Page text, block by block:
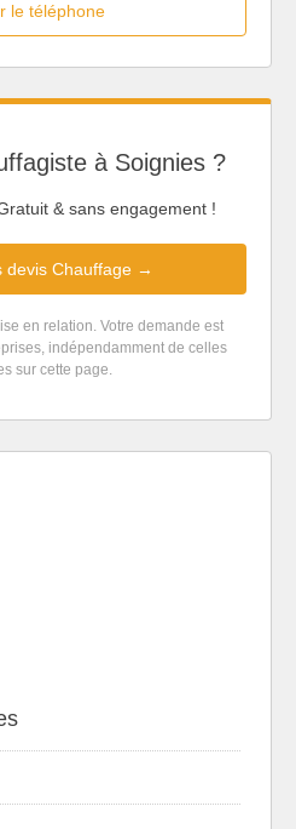
le téléphone
à Soignies ?
& sans engagement !
devis Chauffage →
en relation. Votre demande est
indépendamment de celles
sur cette page.